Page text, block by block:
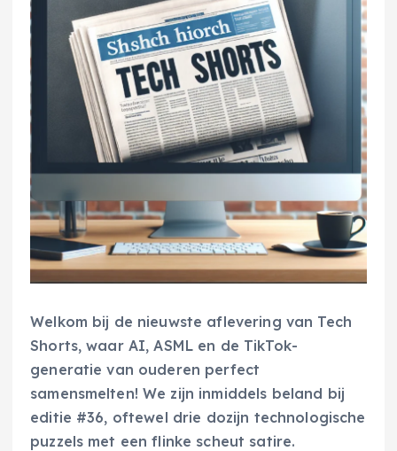
Welkom bij de nieuwste aflevering van Tech
Shorts, waar AI, ASML en de TikTok-
generatie van ouderen perfect
samensmelten! We zijn inmiddels beland bij
editie #36, oftewel drie dozijn technologische
puzzels met een flinke scheut satire.